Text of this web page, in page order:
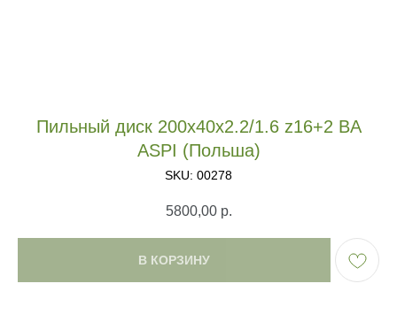
Пильный диск 200х40х2.2/1.6 z16+2 BA
ASPI (Польша)
SKU: 00278
5800,00 р.
В КОРЗИНУ